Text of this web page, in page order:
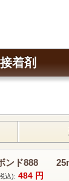
接着剤
ンド888
込): 484 円